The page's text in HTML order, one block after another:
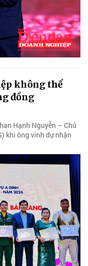
không thể
đồng
Hạnh Nguyễn – Chủ
khi ông vinh dự nhận